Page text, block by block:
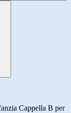
Cappella B per